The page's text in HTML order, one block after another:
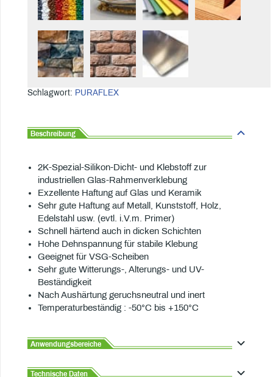
Schlagwort: PURAFLEX
Beschreibung
2K-Spezial-Silikon-Dicht- und Klebstoff zur
industriellen Glas-Rahmenverklebung
Exzellente Haftung auf Glas und Keramik
Sehr gute Haftung auf Metall, Kunststoff, Holz,
Edelstahl usw. (evtl. i.V.m. Primer)
Schnell härtend auch in dicken Schichten
Hohe Dehnspannung für stabile Klebung
Geeignet für VSG-Scheiben
Sehr gute Witterungs-, Alterungs- und UV-
Beständigkeit
Nach Aushärtung geruchsneutral und inert
Temperaturbeständig : -50°C bis +150°C
Anwendungsbereiche
Technische Daten